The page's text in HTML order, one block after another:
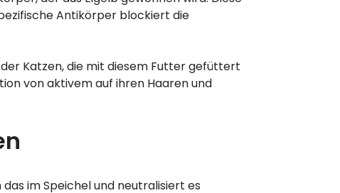
Antikörper blockiert die
Katzen, die mit diesem Futter gefüttert
von aktivem auf ihren Haaren und
das im Speichel und neutralisiert es